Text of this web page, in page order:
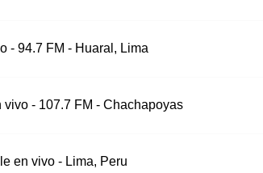
- 94.7 FM - Huaral, Lima
- 107.7 FM - Chachapoyas
en vivo - Lima, Peru